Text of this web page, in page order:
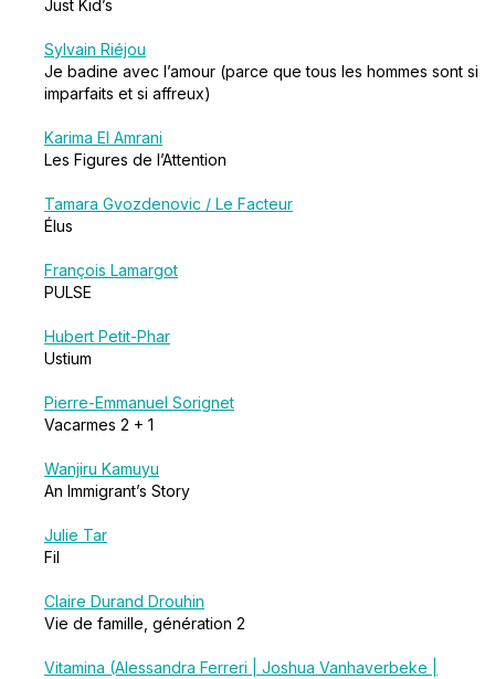
Just Kid’s
Sylvain Riéjou
Je badine avec l’amour (parce que tous les hommes sont si
imparfaits et si affreux)
Karima El Amrani
Les Figures de l’Attention
Tamara Gvozdenovic / Le Facteur
Élus
François Lamargot
PULSE
Hubert Petit-Phar
Ustium
Pierre-Emmanuel Sorignet
Vacarmes 2 + 1
Wanjiru Kamuyu
An Immigrant’s Story
Julie Tar
Fil
Claire Durand Drouhin
Vie de famille, génération 2
Vitamina (Alessandra Ferreri | Joshua Vanhaverbeke |